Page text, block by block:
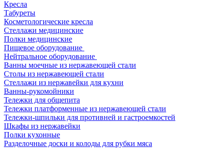
Кресла
Табуреты
Косметологические кресла
Стеллажи медицинские
Полки медицинские
Пищевое оборудование
Нейтральное оборудование
Ванны моечные из нержавеющей стали
Столы из нержавеющей стали
Стеллажи из нержавейки для кухни
Ванны-рукомойники
Тележки для общепита
Тележки платформенные из нержавеющей стали
Тележки-шпильки для противней и гастроемкостей
Шкафы из нержавейки
Полки кухонные
Разделочные доски и колоды для рубки мяса